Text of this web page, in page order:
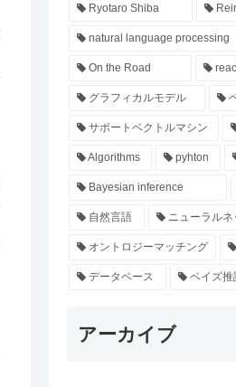
Ryotaro Shiba
natural language processing
On the Road
グラフィカルモデル
サポートベクトルマシン
Algorithms pyhton
Bayesian inference
自然言語 ニューラル
オントロジーマッチング
データベース ベイズ推
アーカイブ